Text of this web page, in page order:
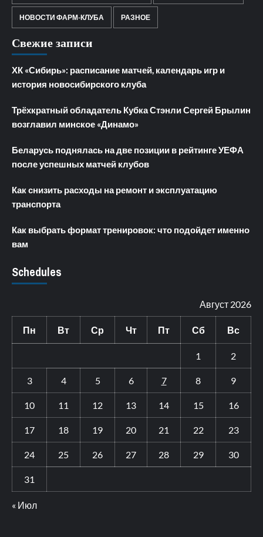
НОВОСТИ ФАРМ-КЛУБА РАЗНОЕ
Свежие записи
ХК «Сибирь»: расписание матчей, календарь игр и
история новосибирского клуба
Трёхкратный обладатель Кубка Стэнли Сергей Брылин
возглавил минское «Динамо»
Беларусь поднялась на две позиции в рейтинге УЕФА
после успешных матчей клубов
Как снизить расходы на ремонт и эксплуатацию
транспорта
Как выбрать формат тренировок: что подойдет именно
вам
Schedules
Август 2026
Пн Вт Ср Чт Пт Сб Вс
1 2
3 4 5 6 7 8 9
10 11 12 13 14 15 16
17 18 19 20 21 22 23
24 25 26 27 28 29 30
31
« Июл